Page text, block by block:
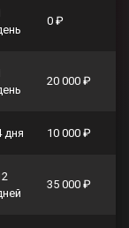
0 ₽
20 000 ₽
дня 10 000 ₽
35 000 ₽